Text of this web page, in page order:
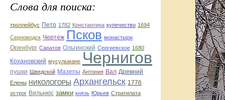
Слова для поиска:
троллейбус Петр 1782 Константина купечество 1694
Серноводск Чертеж Псков монастыри
Оренбург Саратов Ольгинский Сергиевское 1680
Кохановский мусульмане Чернигов
пушки Шведской Мазепы Антония Вал Древний
Елены НИКОЛОГОРЫ Архангельск 1776
острог Вильнюс замки князь Юрьев Стратилата